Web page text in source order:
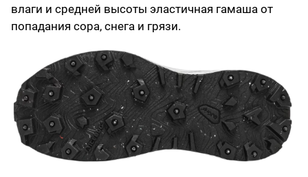
влаги и средней высоты эластичная гамаша от
попадания сора, снега и грязи.